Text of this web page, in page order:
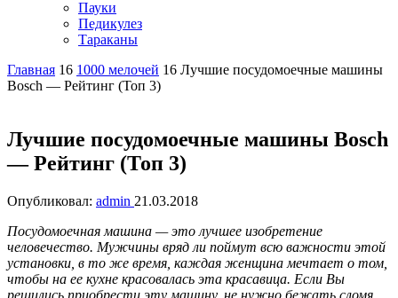
Пауки
Педикулез
Тараканы
Главная 16 1000 мелочей 16 Лучшие посудомоечные машины
Bosch — Рейтинг (Топ 3)
Лучшие посудомоечные машины Bosch
— Рейтинг (Топ 3)
Опубликовал: admin 21.03.2018
Посудомоечная машина — это лучшее изобретение
человечество. Мужчины вряд ли поймут всю важности этой
установки, в то же время, каждая женщина мечтает о том,
чтобы на ее кухне красовалась эта красавица. Если Вы
решились приобрести эту машину, не нужно бежать сломя